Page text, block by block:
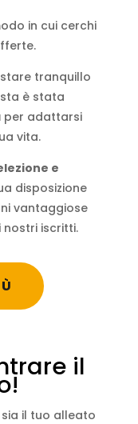
in cui cerchi
tranquillo
è stata
per adattarsi
vita.
e
disposizione
vantaggiose
nostri iscritti.
il
il tuo alleato